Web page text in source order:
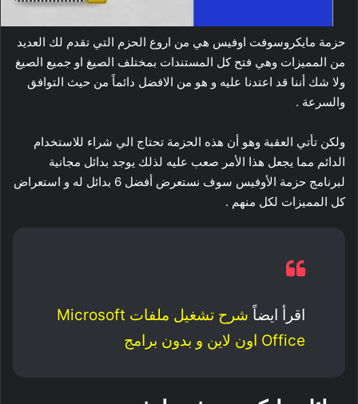
حزمة مايكروسوفت اوفيس هي من اروع الحزم التي تقدم لك العديد
من المميزات وهي فتح كل المستندات بمختلف الصيغ او جميع الصيغ
ولا شك أننا قد اعتدنا عليه و هو من الافضل دائماً من حيث التوافق
والسرعة .
ولكن تأتي العقبة وهو أن هذه الحزمة تحتاج الي شراء للاستخدام
الدائم مما يجعل هذا الأمر صعب عليه لذلك يوجد بدائل مجانية
لبرنامج حزمة الأوفيس سوف نستعرض أفضل 6 بدائل له و استعراض
كل المميزات لكل منهم .
اقرأ ايضاً
شرح تشغيل ملفات Microsoft
Office اون لاين و بدون برامج